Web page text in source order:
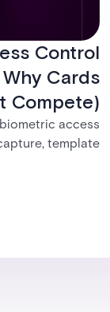
Control
Cards
Compete)
access
template